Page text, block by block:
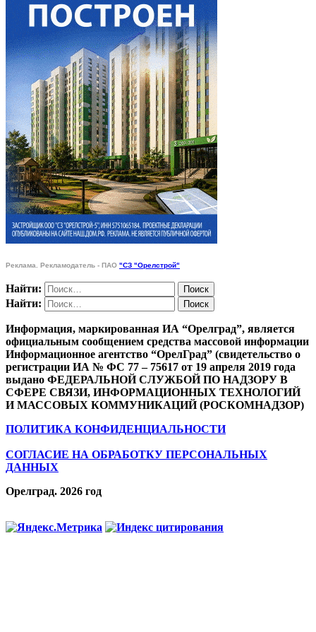
Реклама. Рекламодатель - ПАО "СЗ "Орелстрой"
Найти:
Найти:
Информация, маркированная ИА “Орелград”, является
официальным сообщением средства массовой информации
Информационное агентство “ОрелГрад” (свидетельство о
регистрации ИА № ФС 77 – 75617 от 19 апреля 2019 года
выдано ФЕДЕРАЛЬНОЙ СЛУЖБОЙ ПО НАДЗОРУ В
СФЕРЕ СВЯЗИ, ИНФОРМАЦИОННЫХ ТЕХНОЛОГИЙ
И МАССОВЫХ КОММУНИКАЦИЙ (РОСКОМНАДЗОР)
ПОЛИТИКА КОНФИДЕНЦИАЛЬНОСТИ
СОГЛАСИЕ НА ОБРАБОТКУ ПЕРСОНАЛЬНЫХ
ДАННЫХ
Орелград. 2026 год